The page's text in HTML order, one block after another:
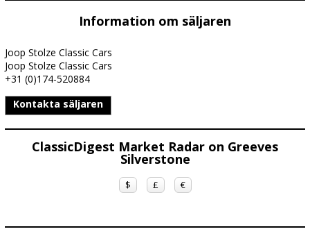
Information om säljaren
Joop Stolze Classic Cars
Joop Stolze Classic Cars
+31 (0)174-520884
Kontakta säljaren
ClassicDigest Market Radar on Greeves
Silverstone
$ £ €